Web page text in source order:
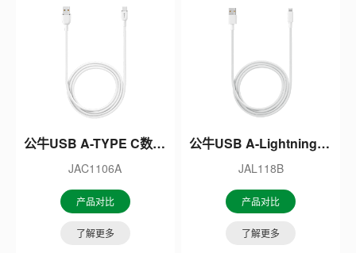
公牛USB A-TYPE C数据线
JAC1106A
产品对比
了解更多
公牛USB A-Lightning苹果数据线
JAL118B
产品对比
了解更多